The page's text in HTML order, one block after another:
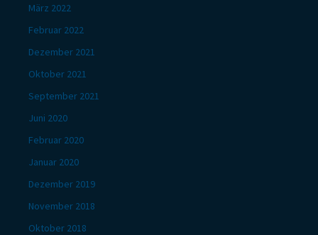
März 2022
Februar 2022
Dezember 2021
Oktober 2021
September 2021
Juni 2020
Februar 2020
Januar 2020
Dezember 2019
November 2018
Oktober 2018